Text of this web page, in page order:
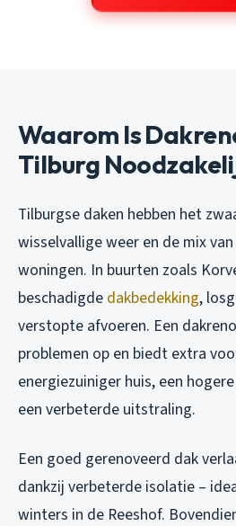
Waarom Is
Tilburg
Tilburgse daken hebben het
wisselvallige weer en de mix
woningen. In buurten zoals
beschadigde dakbedekking,
verstopte afvoeren. Een
problemen op en biedt extra
energiezuiniger huis, een
een verbeterde uitstraling.
Een goed gerenoveerd dak
dankzij verbeterde isolatie –
winters in de Reeshof.